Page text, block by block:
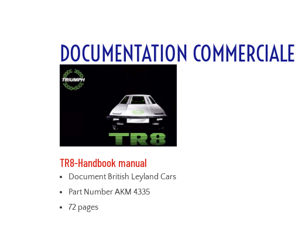
DOCUMENTATION COMMERCIALE
TR8-Handbook manual
Document British Leyland Cars
Part Number AKM 4335
72 pages